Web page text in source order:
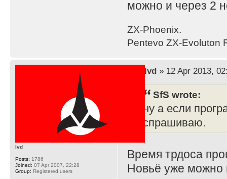
можно и через 2
ZX-Phoenix.
Pentevo ZX-Evoluton
lvd» 12 Apr 2013,
SfS wrote:
ну а если
спрашиваю.
Время трдоса
Новьё уже можно
lvd
Posts: 1786
Joined: 07 Apr 2007, 22:28
Group: Registered users